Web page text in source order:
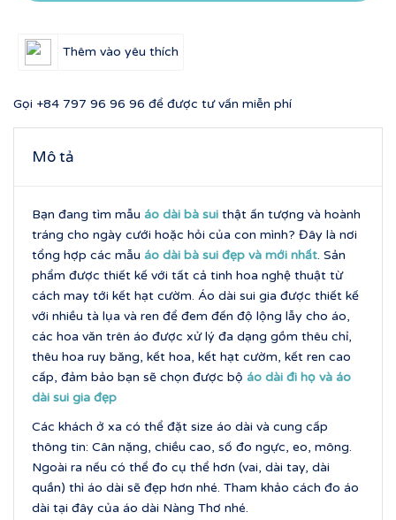
Thêm vào yêu thích
Gọi +84 797 96 96 96 để được tư vấn miễn phí
Mô tả
Bạn đang tìm mẫu áo dài bà sui thật ấn tượng và hoành
tráng cho ngày cưới hoặc hỏi của con mình? Đây là nơi
tổng hợp các mẫu áo dài bà sui đẹp và mới nhất. Sản
phẩm được thiết kế với tất cả tinh hoa nghệ thuật từ
cách may tới kết hạt cườm. Áo dài sui gia được thiết kế
với nhiều tà lụa và ren để đem đến độ lộng lẫy cho áo,
các hoa văn trên áo được xử lý đa dạng gồm thêu chỉ,
thêu hoa ruy băng, kết hoa, kết hạt cườm, kết ren cao
cấp, đảm bảo bạn sẽ chọn được bộ áo dài đi họ và áo
dài sui gia đẹp
Các khách ở xa có thể đặt size áo dài và cung cấp
thông tin: Cân nặng, chiều cao, số đo ngực, eo, mông.
Ngoài ra nếu có thể đo cụ thể hơn (vai, dài tay, dài
quần) thì áo dài sẽ đẹp hơn nhé. Tham khảo cách đo áo
dài tại đây của áo dài Nàng Thơ nhé.